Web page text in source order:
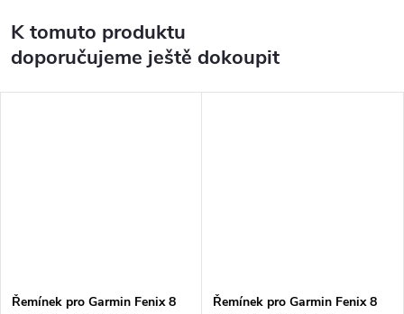
K tomuto produktu
doporučujeme ještě dokoupit
Řemínek pro Garmin Fenix 8
Řemínek pro Garmin Fenix 8